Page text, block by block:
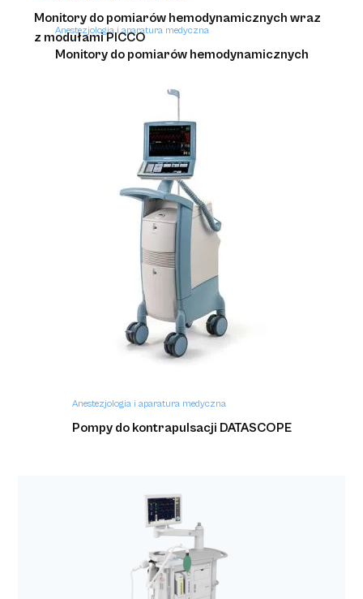
Anestezjologia i aparatura medyczna
Monitory do pomiarów hemodynamicznych
Monitory do pomiarów hemodynamicznych wraz
z modułami PICCO
Anestezjologia i aparatura medyczna
Pompy do kontrapulsacji DATASCOPE